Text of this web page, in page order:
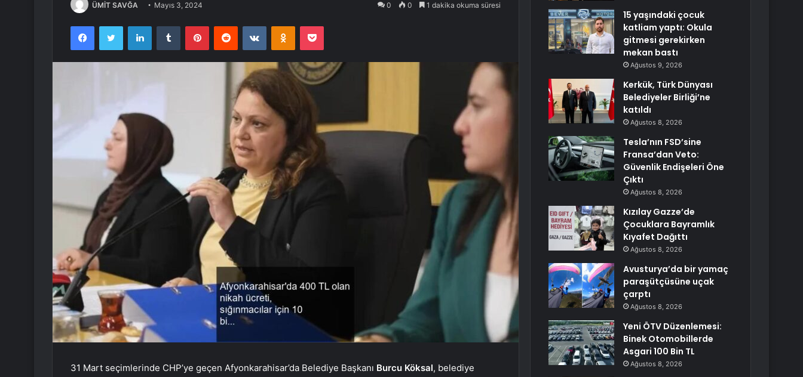
ÜMİT SAVĞA Mayıs 3, 2024 0 0 1 dakika okuma süresi
FacebookTwitter LinkedInTumblr PinterestReddit VKontakteOdnoklassniki
Pocket
31 Mart seçimlerinde CHP’ye geçen Afyonkarahisar’da Belediye Başkanı Burcu Köksal, belediye
15 yaşındaki çocuk
katliam yaptı: Okula
gitmesi gerekirken
mekan bastı
Ağustos 9, 2026
Kerkük, Türk Dünyası
Belediyeler Birliği’ne
katıldı
Ağustos 8, 2026
Tesla’nın FSD’sine
Fransa’dan Veto:
Güvenlik Endişeleri Öne
Çıktı
Ağustos 8, 2026
Kızılay Gazze’de
Çocuklara Bayramlık
Kıyafet Dağıttı
Ağustos 8, 2026
Avusturya’da bir yamaç
paraşütçüsüne uçak
çarptı
Ağustos 8, 2026
Yeni ÖTV Düzenlemesi:
Binek Otomobillerde
Asgari 100 Bin TL
Ağustos 8, 2026